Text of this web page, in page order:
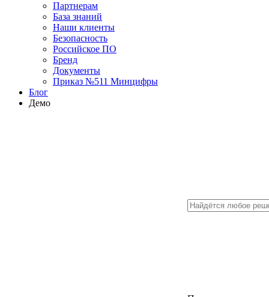
Партнерам
База знаний
Наши клиенты
Безопасность
Российское ПО
Бренд
Документы
Приказ №511 Минцифры
Блог
Демо